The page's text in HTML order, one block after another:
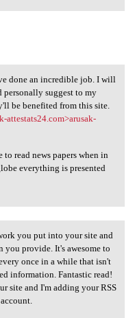
done
done an incredible job. I will
suggest to my
be benefited from this site.
attestats24.com>arusak-
read news papers when in
everything is presented
work you
you put into your site and
provide. It's awesome to
once in a while that isn't
information. Fantastic read!
site and I'm adding your RSS